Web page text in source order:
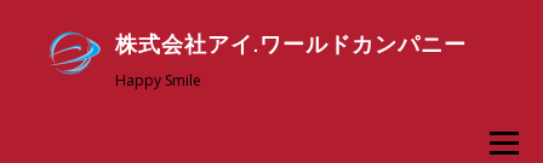
株式会社アイ.ワールドカンパニー
Happy Smile
メニ